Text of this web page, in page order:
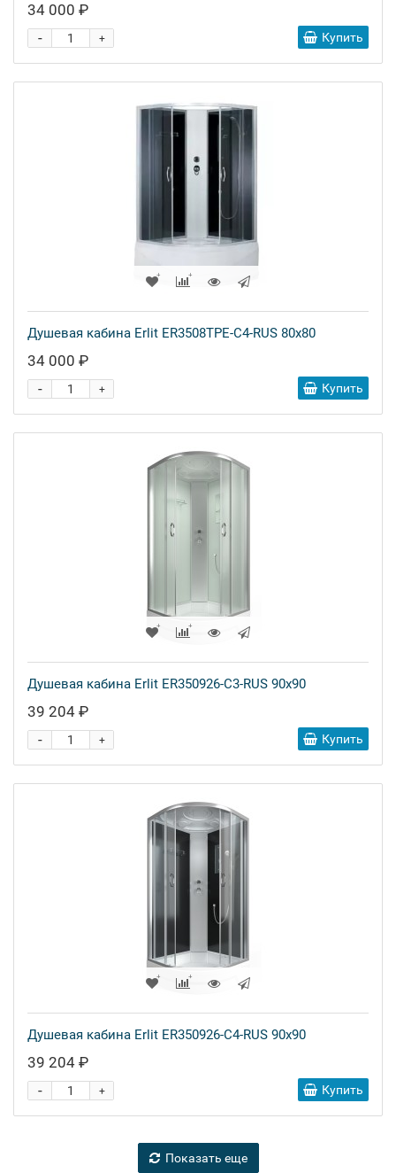
34 000 ₽
+
- Купить
Душевая кабина Erlit ER3508TPE-C4-RUS 80x80
34 000 ₽
+
- Купить
Душевая кабина Erlit ER350926-C3-RUS 90x90
39 204 ₽
+
- Купить
Душевая кабина Erlit ER350926-C4-RUS 90x90
39 204 ₽
+
- Купить
Показать еще